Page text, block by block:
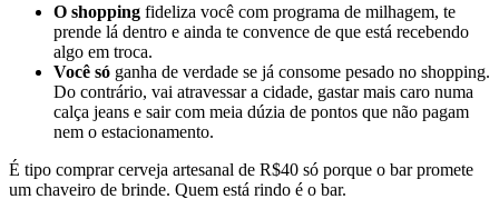
O shopping fideliza você com programa de milhagem, te
prende lá dentro e ainda te convence de que está recebendo
algo em troca.
Você só ganha de verdade se já consome pesado no shopping.
Do contrário, vai atravessar a cidade, gastar mais caro numa
calça jeans e sair com meia dúzia de pontos que não pagam
nem o estacionamento.
É tipo comprar cerveja artesanal de R$40 só porque o bar promete
um chaveiro de brinde. Quem está rindo é o bar.